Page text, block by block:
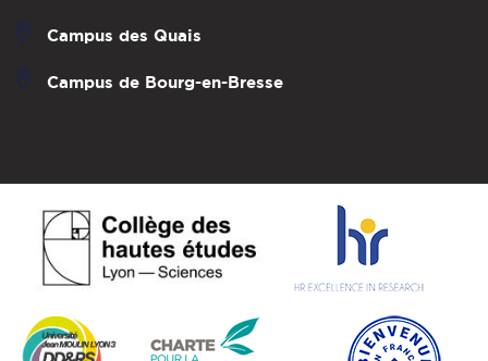
Campus des Quais
Campus de Bourg-en-Bresse